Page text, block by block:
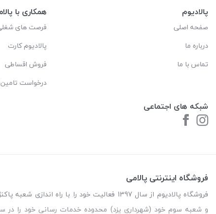
پالادیوم
صفحه اصلی
درباره ما
تماس با ما
شبکه های اجتماعی
همکاری با
فرصت های
پالادیوم کارت
فروش اقساطی
درخواست تامین
فروشگاه اینترنتی پالامی
فروشگاه پالادیوم از سال 1397 فعالیت خود را
و شعبه سوم خود (شهرداری یزد) محدوده خدمات رسانی خود را